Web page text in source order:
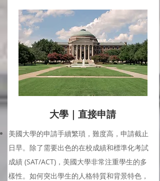
大學｜直接申請
美國大學的申請手續繁瑣，難度高，申請截止
日早。除了需要出色的在校成績和標準化考試
成績 (SAT/ACT)，美國大學非常注重學生的多
樣性。如何突出學生的人格特質和背景特色，